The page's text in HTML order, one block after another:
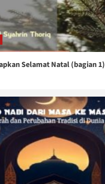
Selamat Natal (bagian 1)